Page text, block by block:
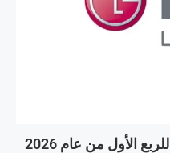
الأول من عام 2026